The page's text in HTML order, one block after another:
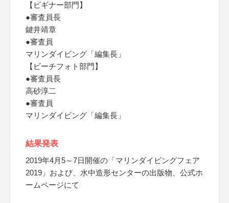
【ビギナー部門】
●審査員長
鍵井靖章
●審査員
マリンダイビング「編集長」
【ビーチフォト部門】
●審査員長
高砂淳二
●審査員
マリンダイビング「編集長」
結果発表
2019年4月5～7日開催の「マリンダイビングフェア
2019」および、水中造形センターの出版物、公式ホ
ームページにて